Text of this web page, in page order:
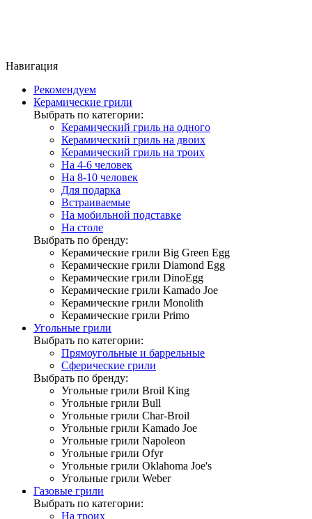
Навигация
Рекомендуем
Керамические грили
Выбрать по категории:
Керамический гриль на одного
Керамический гриль на двоих
Керамический гриль на троих
На 4-6 человек
На 8-10 человек
Для подарка
Встраиваемые
На мобильной подставке
На столе
Выбрать по бренду:
Керамические грили Big Green Egg
Керамические грили Diamond Egg
Керамические грили DinoEgg
Керамические грили Kamado Joe
Керамические грили Monolith
Керамические грили Primo
Угольные грили
Выбрать по категории:
Прямоугольные и баррельные
Сферические грили
Выбрать по бренду:
Угольные грили Broil King
Угольные грили Bull
Угольные грили Char-Broil
Угольные грили Kamado Joe
Угольные грили Napoleon
Угольные грили Ofyr
Угольные грили Oklahoma Joe's
Угольные грили Weber
Газовые грили
Выбрать по категории:
На троих